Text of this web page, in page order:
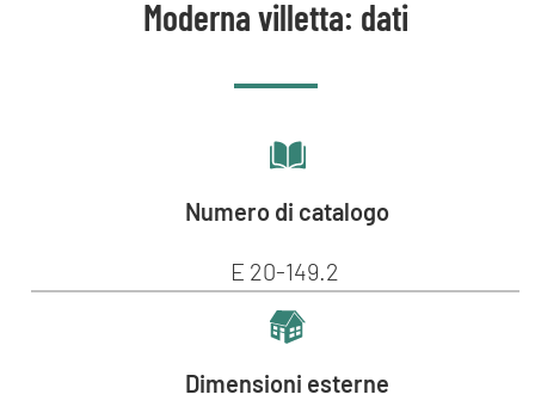
Moderna villetta: dati
Numero di catalogo
E 20-149.2
Dimensioni esterne